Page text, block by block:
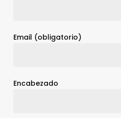
Email (obligatorio)
Encabezado